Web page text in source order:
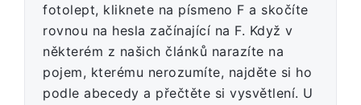
fotolept, kliknete na písmeno F a skočíte
rovnou na hesla začínající na F. Když v
některém z našich článků narazíte na
pojem, kterému nerozumíte, najděte si ho
podle abecedy a přečtěte si vysvětlení. U